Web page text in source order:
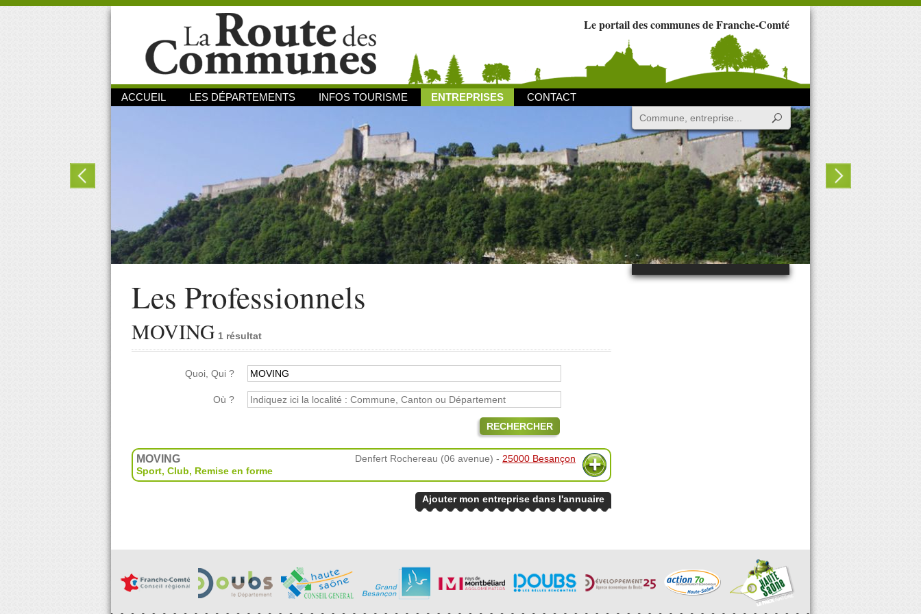
Le portail des communes de Franche-Comté
ACCUEIL LES DÉPARTEMENTS INFOS TOURISME ENTREPRISES CONTACT
Les Professionnels
MOVING 1 résultat
Quoi, Qui ?
Où ?
RECHERCHER
MOVING Denfert Rochereau (06 avenue) - 25000 Besançon
Sport, Club, Remise en forme
Ajouter mon entreprise dans l'annuaire